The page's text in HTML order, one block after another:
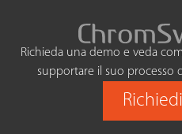
Richieda una demo e veda
supportare il suo processo